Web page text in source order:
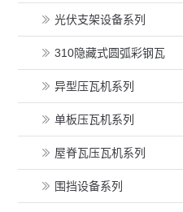
光伏支架设备系列
310隐藏式圆弧彩钢瓦
异型压瓦机系列
单板压瓦机系列
屋脊瓦压瓦机系列
围挡设备系列